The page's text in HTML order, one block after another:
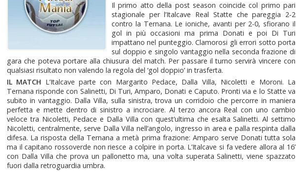
Il primo atto della post season coincide col primo pari
stagionale per l’Italcave Real Statte che pareggia 2-2
contro la Ternana. Le ioniche, avanti per 2-0, sfiorano il
gol in più occasioni ma prima Donati e poi Di Turi
impattano nel punteggio. Clamorosi gli errori sotto porta
sul doppio e singolo vantaggio nella seconda frazione di
gara che poteva portare alla chiusura del match. Per passare il turno servirà vincere con
qualsiasi risultato non valendo la regola del ‘gol doppio’ in trasferta.
IL MATCH L’Italcave parte con Margarito Pedace, Dalla Villa, Nicoletti e Moroni. La
Ternana risponde con Salinetti, Di Turi, Amparo, Donati e Caputo. Pronti via e lo Statte va
subito in vantaggio. Dalla Villa, sulla sinistra, trova un corridoio che percorre in maniera
perfetta e mette dentro di sinistro a incrociare. Al terzo ancora Real con uno cambio
veloce tra Nicoletti, Pedace e Dalla Villa con quest’ultima che esalta Salinetti. Al settimo
Nicoletti, centralmente, serve Dalla Villa nell’angolo, ingresso in area e palla respinta dalla
difesa. La risposta della Ternana a metà prima frazione: Amparo serve Donati tutta sola
ma il capitano rossoverde non riesce a colpire in porta. L’Italcave si fa vedere allora al 16’
con Dalla Villa che prova un pallonetto ma, una volta superata Salinetti, viene spazzato
fuori dalla retroguardia umbra.